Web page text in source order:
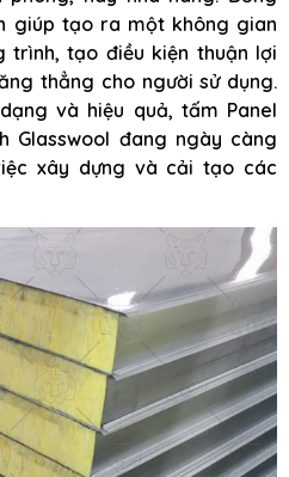
giúp tạo ra một không gian
tạo điều kiện thuận lợi
thẳng cho người sử dụng.
và hiệu quả, tấm Panel
Glasswool đang ngày càng
xây dựng và cải tạo các